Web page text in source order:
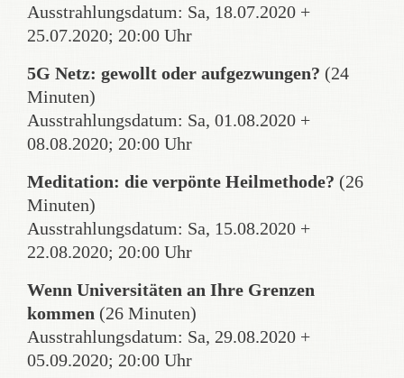
Ausstrahlungsdatum: Sa, 18.07.2020 +
25.07.2020; 20:00 Uhr
5G Netz: gewollt oder aufgezwungen? (24
Minuten)
Ausstrahlungsdatum: Sa, 01.08.2020 +
08.08.2020; 20:00 Uhr
Meditation: die verpönte Heilmethode? (26
Minuten)
Ausstrahlungsdatum: Sa, 15.08.2020 +
22.08.2020; 20:00 Uhr
Wenn Universitäten an Ihre Grenzen
kommen (26 Minuten)
Ausstrahlungsdatum: Sa, 29.08.2020 +
05.09.2020; 20:00 Uhr